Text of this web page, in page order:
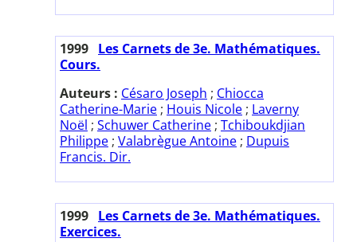
1999 Les Carnets de 3e. Mathématiques.
Cours.
Auteurs : Césaro Joseph ; Chiocca
Catherine-Marie ; Houis Nicole ; Laverny
Noël ; Schuwer Catherine ; Tchiboukdjian
Philippe ; Valabrègue Antoine ; Dupuis
Francis. Dir.
1999 Les Carnets de 3e. Mathématiques.
Exercices.